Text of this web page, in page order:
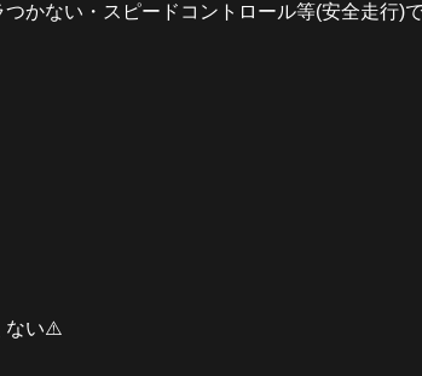
かない・スピードコントロール等(安全走行)
ない⚠️